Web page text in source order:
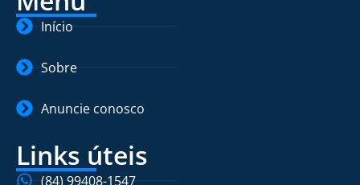
Início
Sobre
Anuncie conosco
Links úteis
(84) 99408-1547